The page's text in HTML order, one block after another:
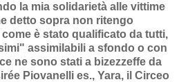
la mia solidarietà alle vittime
detto sopra non ritengo
è stato qualificato da tutti,
assimilabili a sfondo o con
ne sono stati a bizezzeffe da
Piovanelli es., Yara, il Circeo